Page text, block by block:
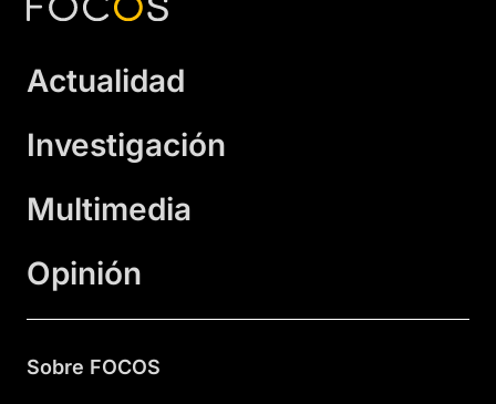
Actualidad
Investigación
Multimedia
Opinión
Sobre FOCOS